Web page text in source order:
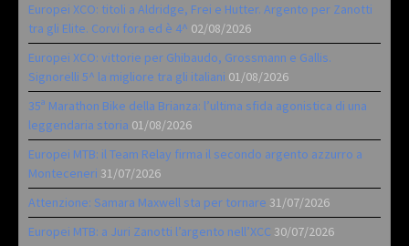
Europei XCO: titoli a Aldridge, Frei e Hutter. Argento per Zanotti
tra gli Elite. Corvi fora ed è 4^ 02/08/2026
Europei XCO: vittorie per Ghibaudo, Grossmann e Gallis.
Signorelli 5^ la migliore tra gli italiani 01/08/2026
35ª Marathon Bike della Brianza: l’ultima sfida agonistica di una
leggendaria storia 01/08/2026
Europei MTB: il Team Relay firma il secondo argento azzurro a
Monteceneri 31/07/2026
Attenzione: Samara Maxwell sta per tornare 31/07/2026
Europei MTB: a Juri Zanotti l’argento nell’XCC 30/07/2026